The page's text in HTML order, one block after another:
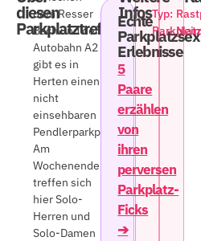
diesen
Parkplatztreff
dem Resser
Bach und der
Autobahn A2
gibt es in
Herten einen
nicht
einsehbaren
Pendlerparkplatz.
Am
Wochenende
treffen sich
hier Solo-
Herren und
Solo-Damen
Echte
Parkplatzsex
Erlebnisse
5
Paare
erzählen
von
ihren
perversen
Parkplatz-
Ficks
➔
InfosTyp:
Parkplatz
Nein